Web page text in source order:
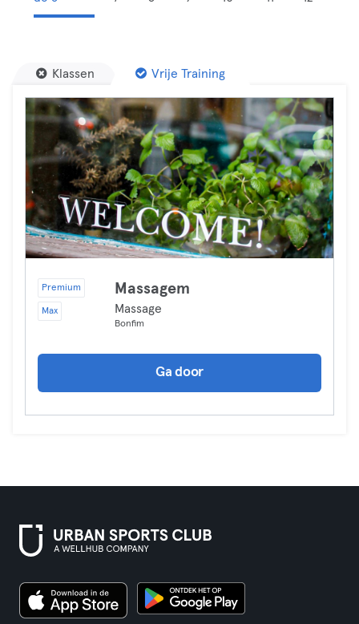
Klassen Vrije Training
Premium
Max
Massagem
Massage
Bonfim
Ga door